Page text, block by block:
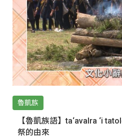
魯凱族
【魯凱族語】ta‘avalra ‘i
祭的由來